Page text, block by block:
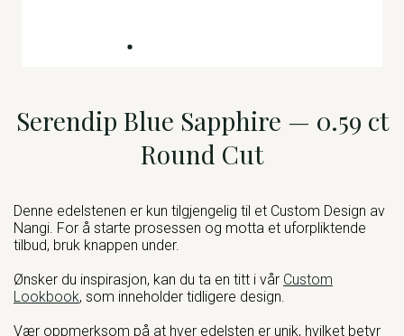
Serendip Blue Sapphire — 0.59 ct
Round Cut
Denne edelstenen er kun tilgjengelig til et Custom Design av
Nangi. For å starte prosessen og motta et uforpliktende
tilbud, bruk knappen under.
Ønsker du inspirasjon, kan du ta en titt i vår Custom
Lookbook, som inneholder tidligere design.
Vær oppmerksom på at hver edelsten er unik, hvilket betyr